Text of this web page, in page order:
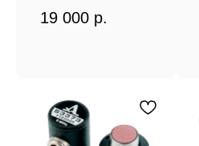
19 000 р.